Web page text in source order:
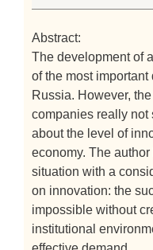
Abstract:
The development of
of the most
Russia. However,
companies really not
about the level of
economy. The
situation with a
on innovation: the
impossible without
institutional